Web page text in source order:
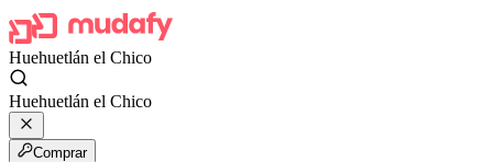
Huehuetlán el Chico
Huehuetlán el Chico
Comprar